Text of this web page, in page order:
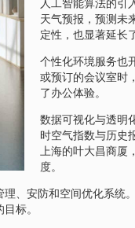
人工智能算法的引
天气预报，预测未
定性，也显著延长
个性化环境服务也
或预订的会议室时
了办公体验。
数据可视化与透明
时空气指数与历史
上海的叶大昌商
度。
、安防和空间优化系
标。